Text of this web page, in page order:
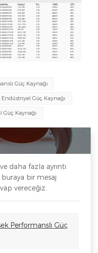
Güç Kaynağı
Endüstriyel Güç Kaynağı
Güç Kaynağı
daha fazla ayrıntı
bir mesaj
vereceğiz.
Performanslı Güç